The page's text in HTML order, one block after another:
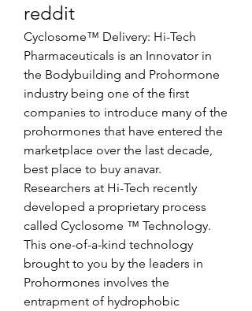
reddit
Cyclosome™ Delivery: Hi-Tech
Pharmaceuticals is an Innovator in
the Bodybuilding and Prohormone
industry being one of the first
companies to introduce many of the
prohormones that have entered the
marketplace over the last decade,
best place to buy anavar.
Researchers at Hi-Tech recently
developed a proprietary process
called Cyclosome ™ Technology.
This one-of-a-kind technology
brought to you by the leaders in
Prohormones involves the
entrapment of hydrophobic